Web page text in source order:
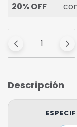
20% OFF
Descripción